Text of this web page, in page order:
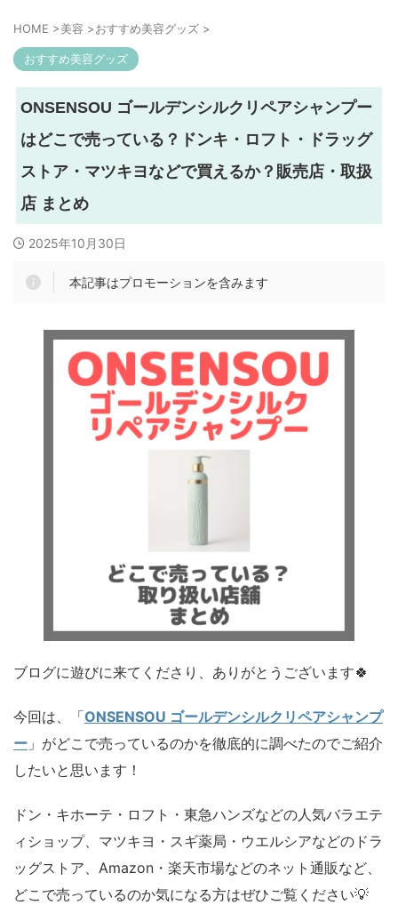
HOME >美容 >おすすめ美容グッズ >
おすすめ美容グッズ
ONSENSOU ゴールデンシルクリペアシャンプー
はどこで売っている？ドンキ・ロフト・ドラッグ
ストア・マツキヨなどで買えるか？販売店・取扱
店 まとめ
2025年10月30日
本記事はプロモーションを含みます
ブログに遊びに来てくださり、ありがとうございます🍀
今回は、「ONSENSOU ゴールデンシルクリペアシャンプ
ー 」がどこで売っているのかを徹底的に調べたのでご紹介
したいと思います！
ドン・キホーテ・ロフト・東急ハンズなどの人気バラエテ
ィショップ、マツキヨ・スギ薬局・ウエルシアなどのドラ
ッグストア、Amazon・楽天市場などのネット通販など、
どこで売っているのか気になる方はぜひご覧ください💡